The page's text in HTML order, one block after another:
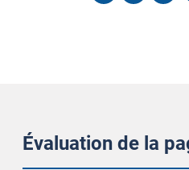
Évaluation de la